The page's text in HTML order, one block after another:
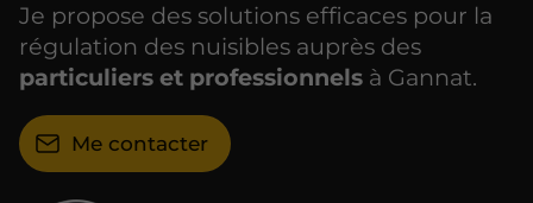
Je propose des solutions efficaces pour la
régulation des nuisibles auprès des
particuliers et professionnels à Gannat.
Me contacter